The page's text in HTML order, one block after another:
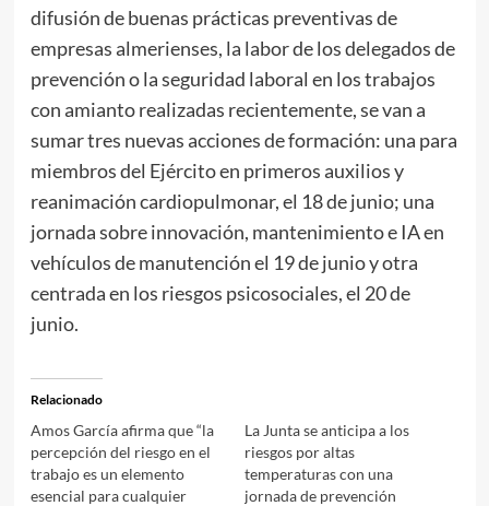
difusión de buenas prácticas preventivas de
empresas almerienses, la labor de los delegados de
prevención o la seguridad laboral en los trabajos
con amianto realizadas recientemente, se van a
sumar tres nuevas acciones de formación: una para
miembros del Ejército en primeros auxilios y
reanimación cardiopulmonar, el 18 de junio; una
jornada sobre innovación, mantenimiento e IA en
vehículos de manutención el 19 de junio y otra
centrada en los riesgos psicosociales, el 20 de
junio.
Relacionado
Amos García afirma que “la
percepción del riesgo en el
trabajo es un elemento
esencial para cualquier
La Junta se anticipa a los
riesgos por altas
temperaturas con una
jornada de prevención